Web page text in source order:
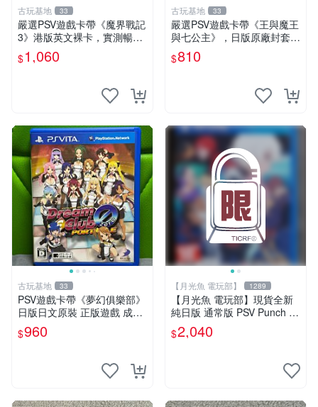
古玩基地 33
嚴選PSV遊戲卡帶《魔界戰記
3》港版英文裸卡，實測暢玩
無障礙，限索尼PSV機器運行
psv 港版 魔界戰記3
$1,060
古玩基地 33
嚴選PSV遊戲卡帶《王與魔王
與七公主》，日版原廠封套，
雙面精美封面，實測暢玩無障
礙。久藏家中，輕微使用痕
估。古董級遊戲限量收
$810
古玩基地 33
PSV遊戲卡帶《夢幻俱樂部》
日版日文原裝 正版遊戲 成色
如圖實況保真 PSV遊戲 日版
PS 測試無誤 美品保證
$960
【月光魚 電玩部】 1289
【月光魚 電玩部】現貨全新
純日版 通常版 PSV Punch Li
ne 胖次衝擊 胖次保衛陣線 普
通版 純日版
$2,040